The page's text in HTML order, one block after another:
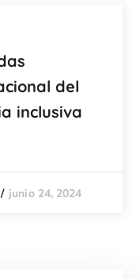
del
inclusiva
junio 24, 2024